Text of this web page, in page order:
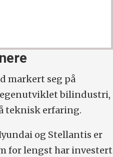
markert seg på
bilindustri,
teknisk erfaring.
og Stellantis er
for lengst har investert